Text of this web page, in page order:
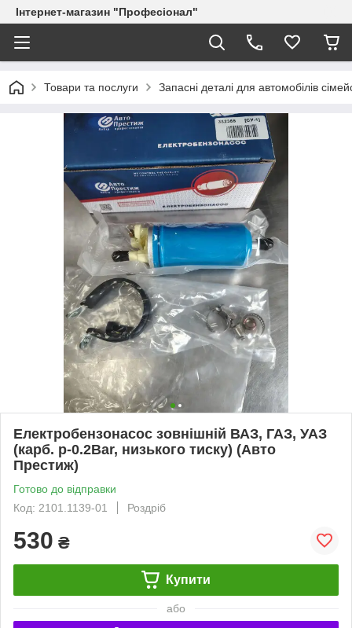
Інтернет-магазин "Професіонал"
Товари та послуги Запасні деталі для автомобілів
Електробензонасос зовнішній ВАЗ, ГАЗ, УАЗ
(карб. p-0.2Bar, низького тиску) (Авто
Престиж)
Готово до відправки
Код: 2101.1139-01
Роздріб
530 ₴
Купити
або